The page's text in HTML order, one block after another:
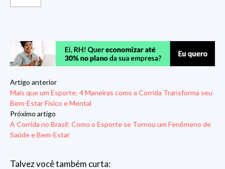
Artigo anterior
Mais que um Esporte: 4 Maneiras como a Corrida Transforma seu
Bem-Estar Físico e Mental
Próximo artigo
A Corrida no Brasil: Como o Esporte se Tornou um Fenômeno de
Saúde e Bem-Estar
Talvez você também curta: